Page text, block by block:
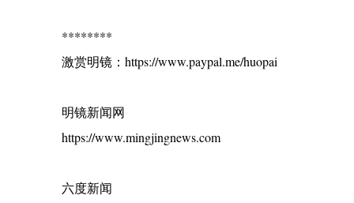
********
激赏明镜：https://www.paypal.me/huopai
明镜新闻网
https://www.mingjingnews.com
六度新闻